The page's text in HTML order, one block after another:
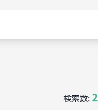
検索数: 2